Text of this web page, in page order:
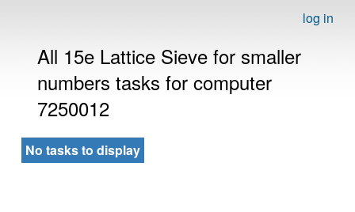
log in
All 15e Lattice Sieve for smaller
numbers tasks for computer
7250012
No tasks to display